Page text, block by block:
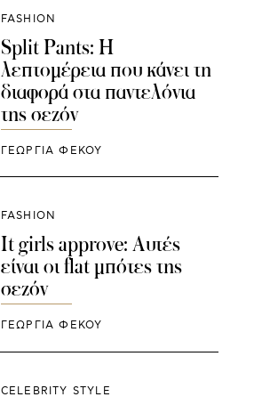
FASHION
Split Pants: Η
λεπτομέρεια που κάνει τη
διαφορά στα παντελόνια
της σεζόν
ΓΕΩΡΓΙΑ ΦΕΚΟΥ
FASHION
It girls approve: Αυτές
είναι οι flat μπότες της
σεζόν
ΓΕΩΡΓΙΑ ΦΕΚΟΥ
CELEBRITY STYLE